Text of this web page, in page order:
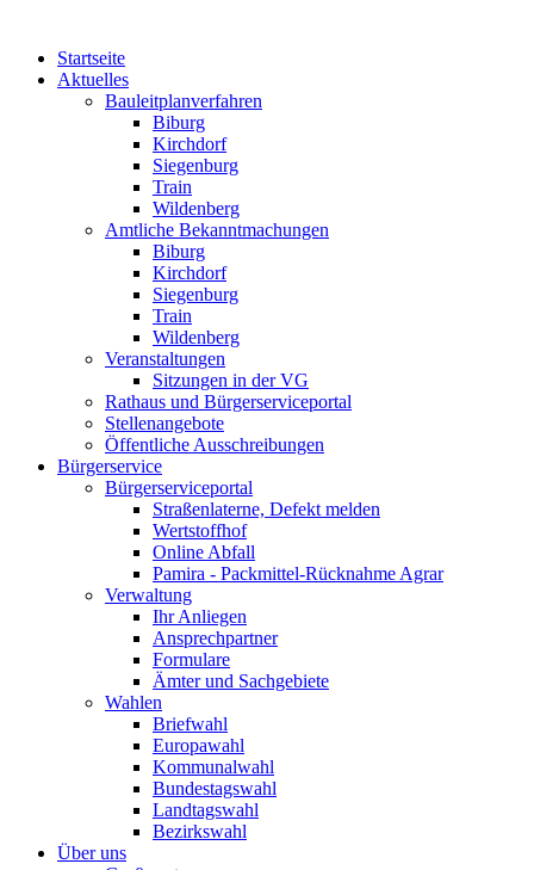
Startseite
Aktuelles
Bauleitplanverfahren
Biburg
Kirchdorf
Siegenburg
Train
Wildenberg
Amtliche Bekanntmachungen
Biburg
Kirchdorf
Siegenburg
Train
Wildenberg
Veranstaltungen
Sitzungen in der VG
Rathaus und Bürgerserviceportal
Stellenangebote
Öffentliche Ausschreibungen
Bürgerservice
Bürgerserviceportal
Straßenlaterne, Defekt melden
Wertstoffhof
Online Abfall
Pamira - Packmittel-Rücknahme Agrar
Verwaltung
Ihr Anliegen
Ansprechpartner
Formulare
Ämter und Sachgebiete
Wahlen
Briefwahl
Europawahl
Kommunalwahl
Bundestagswahl
Landtagswahl
Bezirkswahl
Über uns